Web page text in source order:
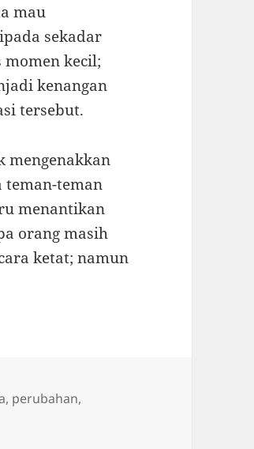
mau
sekadar
kecil;
kenangan
tersebut.
mengenakkan
teman-teman
menantikan
orang masih
ketat; namun
, perubahan,